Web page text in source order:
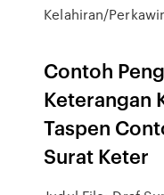
Kelahiran/
Contoh
Keterangan
Taspen
Surat Keter